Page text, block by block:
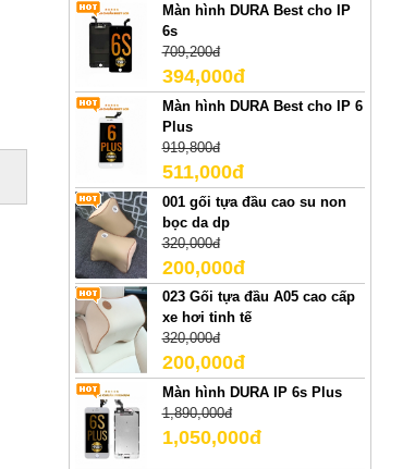
Màn hình DURA Best cho IP
6s
709,200đ
394,000đ
Màn hình DURA Best cho IP 6
Plus
919,800đ
511,000đ
001 gối tựa đầu cao su non
bọc da dp
320,000đ
200,000đ
023 Gối tựa đầu A05 cao cấp
xe hơi tinh tế
320,000đ
200,000đ
Màn hình DURA IP 6s Plus
1,890,000đ
1,050,000đ